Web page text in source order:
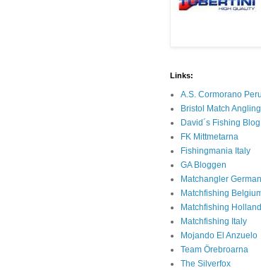
Links:
A.S. Cormorano
Bristol Match
David´s Fishing Blog
FK Mittmetarna
Fishingmania Italy
GA Bloggen
Matchangler
Matchfishing
Matchfishing Holland
Matchfishing Italy
Mojando El Anzuelo
Team Örebroarna
The Silverfox